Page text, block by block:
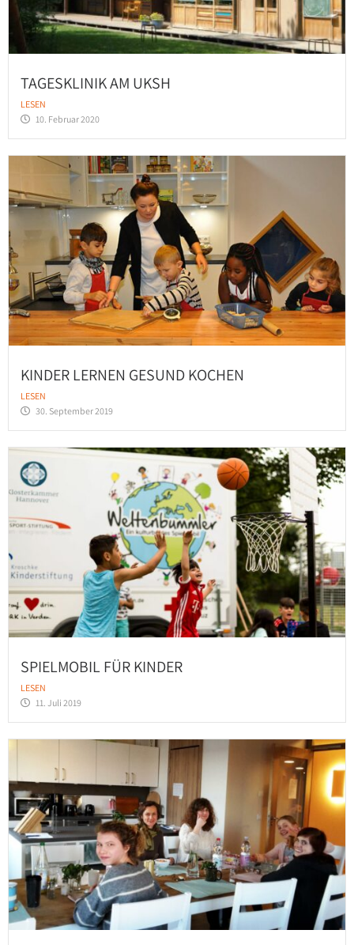
TAGESKLINIK AM UKSH
LESEN
10. Februar 2020
KINDER LERNEN GESUND KOCHEN
LESEN
30. September 2019
SPIELMOBIL FÜR KINDER
LESEN
11. Juli 2019